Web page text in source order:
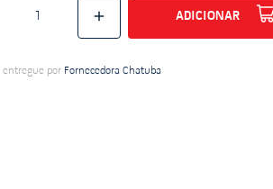
ADICIONAR
entregue por Fornecedora Chatuba